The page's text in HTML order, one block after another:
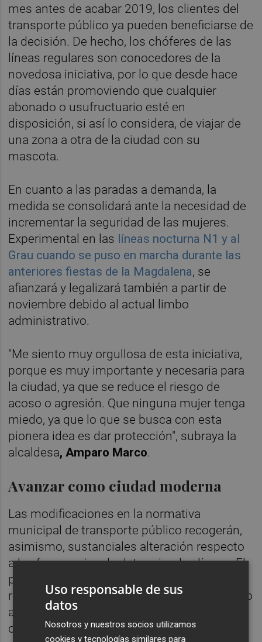
mes antes de acabar 2019, los clientes del
transporte público ya pueden beneficiarse de
la decisión. De hecho, los chóferes de las
líneas regulares son conocedores de la
novedosa iniciativa, por lo que desde hace
días están promoviendo que cualquier
abonado o usufructuario esté en
disposición, si así lo considera, de viajar de
una zona a otra de la ciudad con su
mascota.
En cuanto a las paradas a demanda, la
medida se consolidará ante la necesidad de
incrementar la seguridad de las mujeres.
Experimental en las líneas nocturna N1 y al
Grau cuando se puso en marcha durante las
anteriores fiestas de la Magdalena, se
afianzará y legalizará también a partir de
noviembre debido al actual limbo
administrativo.
"Me siento muy orgullosa de esta iniciativa,
porque es muy importante y necesaria para
la ciudad, ya que se reduce el riesgo de
acoso o agresión. Que ninguna mujer tenga
miedo, ya que lo que se busca con esta
pionera idea es dar protección", subraya la
alcaldesa, Amparo Marco.
Avanzar como ciudad moderna
Las modificaciones en la normativa
municipal de transporte público recogerán,
asimismo, sustanciales alteración respecto
a las frecuencias de determinadas líneas. El
propósito de dichos cambios perseguirá
reducir los tiempos de esperar, perseverando
además en la lucha contra el cambio
climático al emplear vehículos sostenibles y
Uso responsable de sus
datos
Nosotros y nuestros socios utilizamos
cookies y tecnologías similares para